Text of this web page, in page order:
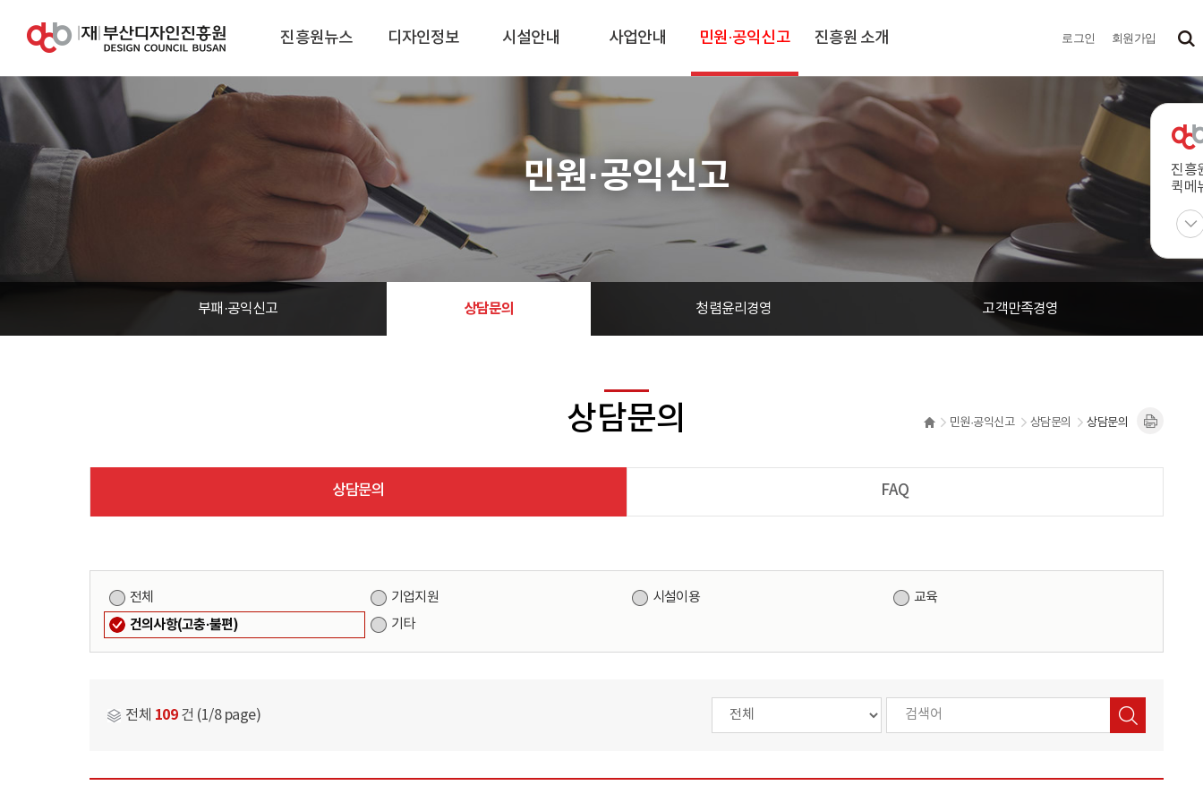
진흥원뉴스 디자인정보 시설안내 사업안내 민원·공익신고 진흥원 소개 로그인 회원가입
진흥
퀵메
민원·공익신고
부패·공익신고 상담문의 청렴윤리경영 고객만족경영
상담문의 민원·공익신고 상담문의 상담문의
상담문의 FAQ
전체 기업지원 시설이용 교육
건의사항(고충·불편) 기타
전체 109 건 (1/8 page)